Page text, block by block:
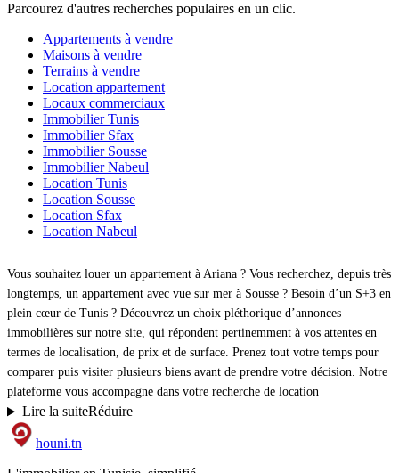
Parcourez d'autres recherches populaires en un clic.
Appartements à vendre
Maisons à vendre
Terrains à vendre
Location appartement
Locaux commerciaux
Immobilier Tunis
Immobilier Sfax
Immobilier Sousse
Immobilier Nabeul
Location Tunis
Location Sousse
Location Sfax
Location Nabeul
Vous souhaitez louer un appartement à Ariana ? Vous recherchez, depuis très
longtemps, un appartement avec vue sur mer à Sousse ? Besoin d’un S+3 en
plein cœur de Tunis ? Découvrez un choix pléthorique d’annonces
immobilières sur notre site, qui répondent pertinemment à vos attentes en
termes de localisation, de prix et de surface. Prenez tout votre temps pour
comparer puis visiter plusieurs biens avant de prendre votre décision. Notre
plateforme vous accompagne dans votre recherche de location
d'appartement.
Que ce soit pour une longue durée, pour vos vacances estivales ou une
Lire la suiteRéduire
houni.tn